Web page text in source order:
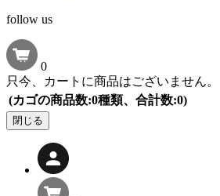
follow us
0
只今、カートに商品はございません。
(カゴの商品数:0種類、合計数:0)
閉じる